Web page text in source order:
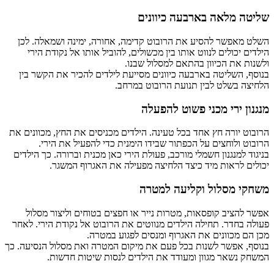
שליטה מלאה בארבעה כיוונים
השלט מאפשר להסיע את הרובוט קדימה, אחורה, ימינה ושמאלה. לכן
הילדים יכולים לנווט אותו בין מכשולים, להוביל אותו אל נקודת הירי
ולשנות את הכיוון בהתאם למסלול שבנו.
בנוסף, השליטה בארבעה כיוונים מסייעת לילדים להכיר את הקשר בין
הלחיצה בשלט לבין תנועת הרובוט במרחב.
מנגנון ירי מכני פשוט להפעלה
הרובוט יורה חץ אחד בכל טעינה. הילדים מכניסים את החץ, מכוונים את
הרובוט ולוחצים על הכפתור שבידו הימנית כדי להפעיל את הירי.
בניגוד למנגנון חשמלי מורכב, פעולת הירי כאן מכנית וברורה. כך הילדים
יכולים לראות מיד כיצד הלחיצה מפעילה את האגרוף המשגר.
משחקי מסלול וקליעה למטרה
אפשר להציב קופסאות, מטרות נייר או חפצים בטוחים וליצור מסלול
פעולה בחדר. תחילה הילדים מנווטים את הרובוט אל נקודת הירי. לאחר
מכן הם מכוונים את האגרוף ומנסים לפגוע במטרה.
בנוסף, אפשר לשנות בכל פעם את מיקום המטרה ואת מסלול הנסיעה. כך
המשחק נשאר מגוון ומעודד את הילדים לנסות שיטות חדשות.